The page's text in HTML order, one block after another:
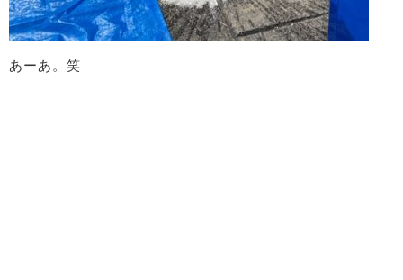
あーあ。笑